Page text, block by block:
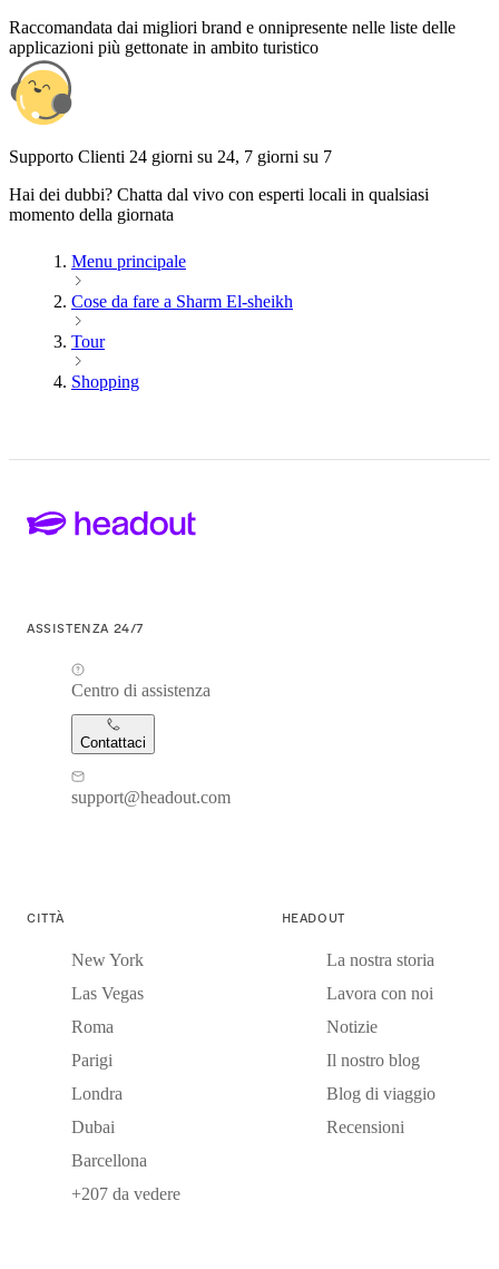
Raccomandata dai migliori brand e onnipresente nelle liste delle
applicazioni più gettonate in ambito turistico
Supporto Clienti 24 giorni su 24, 7 giorni su 7
Hai dei dubbi? Chatta dal vivo con esperti locali in qualsiasi
momento della giornata
Menu principale
Cose da fare a Sharm El-sheikh
Tour
Shopping
ASSISTENZA 24/7
Centro di assistenza
Contattaci
support@headout.com
CITTÀ
New York
Las Vegas
Roma
Parigi
Londra
Dubai
Barcellona
+207 da vedere
HEADOUT
La nostra storia
Lavora con noi
Notizie
Il nostro blog
Blog di viaggio
Recensioni